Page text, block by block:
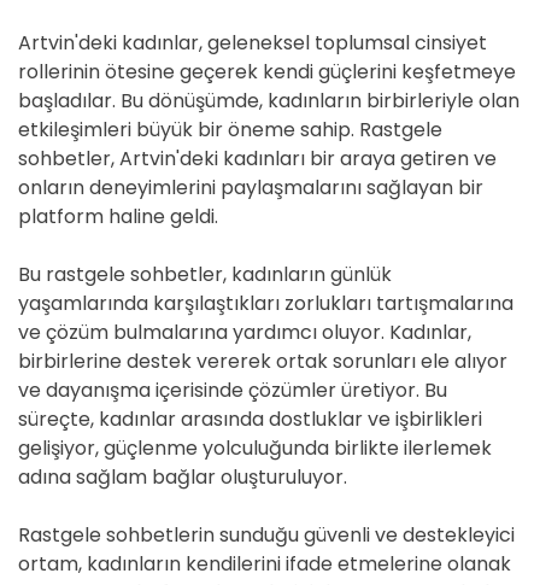
Artvin'deki kadınlar, geleneksel toplumsal cinsiyet
rollerinin ötesine geçerek kendi güçlerini keşfetmeye
başladılar. Bu dönüşümde, kadınların birbirleriyle olan
etkileşimleri büyük bir öneme sahip. Rastgele
sohbetler, Artvin'deki kadınları bir araya getiren ve
onların deneyimlerini paylaşmalarını sağlayan bir
platform haline geldi.
Bu rastgele sohbetler, kadınların günlük
yaşamlarında karşılaştıkları zorlukları tartışmalarına
ve çözüm bulmalarına yardımcı oluyor. Kadınlar,
birbirlerine destek vererek ortak sorunları ele alıyor
ve dayanışma içerisinde çözümler üretiyor. Bu
süreçte, kadınlar arasında dostluklar ve işbirlikleri
gelişiyor, güçlenme yolculuğunda birlikte ilerlemek
adına sağlam bağlar oluşturuluyor.
Rastgele sohbetlerin sunduğu güvenli ve destekleyici
ortam, kadınların kendilerini ifade etmelerine olanak